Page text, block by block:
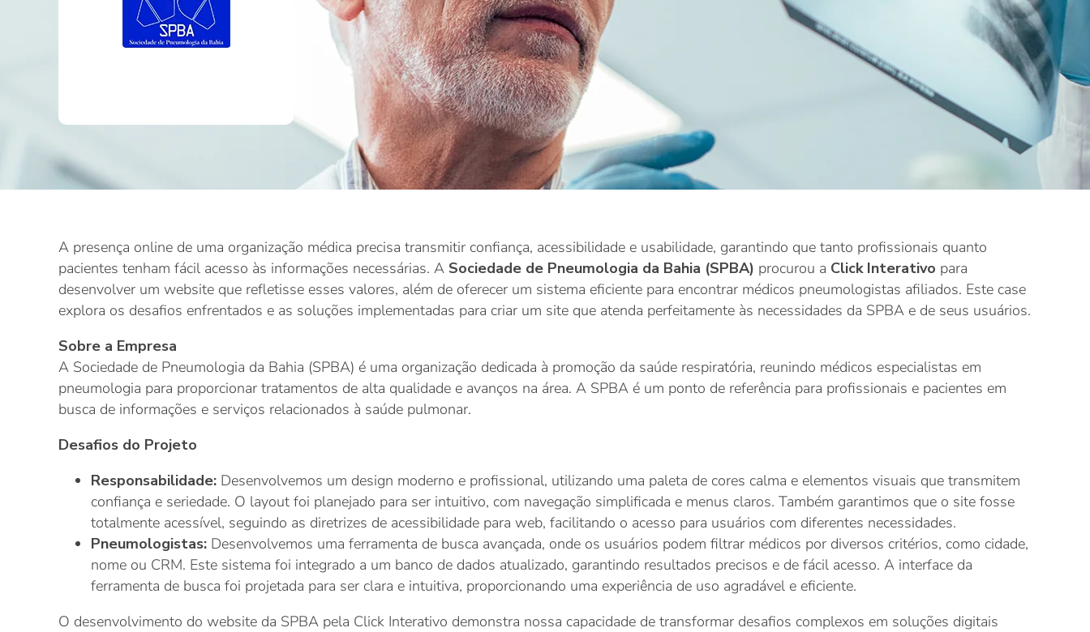
A presença online de uma organização médica precisa transmitir confiança, acessibilidade e usabilidade, garantindo que tanto profissionais quanto
pacientes tenham fácil acesso às informações necessárias. A Sociedade de Pneumologia da Bahia (SPBA) procurou a Click Interativo para
desenvolver um website que refletisse esses valores, além de oferecer um sistema eficiente para encontrar médicos pneumologistas afiliados. Este case
explora os desafios enfrentados e as soluções implementadas para criar um site que atenda perfeitamente às necessidades da SPBA e de seus usuários.
Sobre a Empresa
A Sociedade de Pneumologia da Bahia (SPBA) é uma organização dedicada à promoção da saúde respiratória, reunindo médicos especialistas em
pneumologia para proporcionar tratamentos de alta qualidade e avanços na área. A SPBA é um ponto de referência para profissionais e pacientes em
busca de informações e serviços relacionados à saúde pulmonar.
Desafios do Projeto
Responsabilidade: Desenvolvemos um design moderno e profissional, utilizando uma paleta de cores calma e elementos visuais que transmitem
confiança e seriedade. O layout foi planejado para ser intuitivo, com navegação simplificada e menus claros. Também garantimos que o site fosse
totalmente acessível, seguindo as diretrizes de acessibilidade para web, facilitando o acesso para usuários com diferentes necessidades.
Pneumologistas: Desenvolvemos uma ferramenta de busca avançada, onde os usuários podem filtrar médicos por diversos critérios, como cidade,
nome ou CRM. Este sistema foi integrado a um banco de dados atualizado, garantindo resultados precisos e de fácil acesso. A interface da
ferramenta de busca foi projetada para ser clara e intuitiva, proporcionando uma experiência de uso agradável e eficiente.
O desenvolvimento do website da SPBA pela Click Interativo demonstra nossa capacidade de transformar desafios complexos em soluções digitais